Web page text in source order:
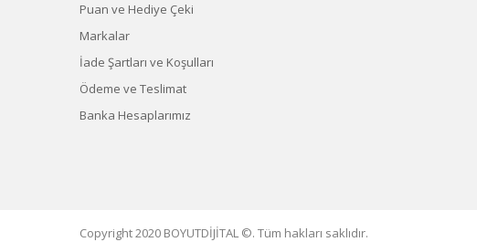
Puan ve Hediye Çeki
Markalar
İade Şartları ve Koşulları
Ödeme ve Teslimat
Banka Hesaplarımız
Copyright 2020 BOYUTDİJİTAL ©. Tüm hakları saklıdır.